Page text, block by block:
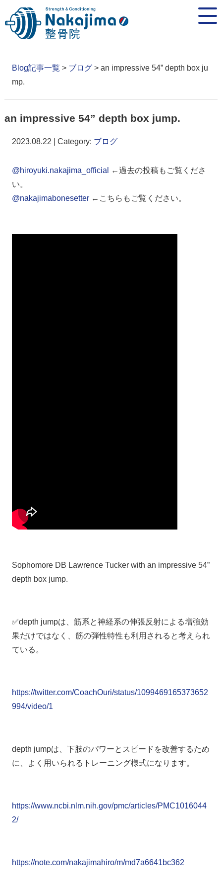
Blog記事一覧 > ブログ> an impressive 54” depth box ju
mp.
an impressive 54” depth box jump.
2023.08.22 | Category: ブログ
@hiroyuki.nakajima_official
←過去の投稿もご覧くださ
い。
@nakajimabonesetter←こちらもご覧ください。
Sophomore DB Lawrence Tucker with an impressive 54”
depth box jump.
✅depth jumpは、筋系と神経系の伸張反射による増強効
果だけではなく、筋の弾性特性も利用されると考えられ
ている。
https://twitter.com/CoachOuri/status/1099469165373652
994/video/1
depth jumpは、下肢のパワーとスピードを改善するため
に、よく用いられるトレーニング様式になります。
https://www.ncbi.nlm.nih.gov/pmc/articles/PMC1016044
2/
https://note.com/nakajimahiro/m/md7a6641bc362